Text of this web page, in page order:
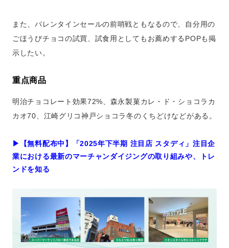
また、バレンタインセールの前哨戦ともなるので、自分用の
ごほうびチョコの試買、試食用としてもお薦めするPOPも掲
示したい。
重点商品
明治チョコレート効果72%、森永製菓カレ・ド・ショコラカ
カオ70、江崎グリコ神戸ショコラ冬のくちどけなどがある。
▶︎【無料配布中】「2025年下半期 注目店 スタディ」注目企
業における最新のマーチャンダイジングの取り組みや、トレ
ンドを知る